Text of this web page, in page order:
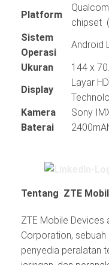
Platform
chipset
Sistem
Operasi
Android
Ukuran
144 x
Display
Layar
Kamera
Sony
Baterai
Tentang ZTE
ZTE Mobile Devices
Corporation, sebuah
penyedia peralatan